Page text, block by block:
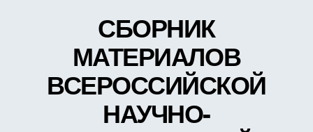
СБОРНИК
МАТЕРИАЛОВ
ВСЕРОССИЙСКОЙ
НАУЧНО-